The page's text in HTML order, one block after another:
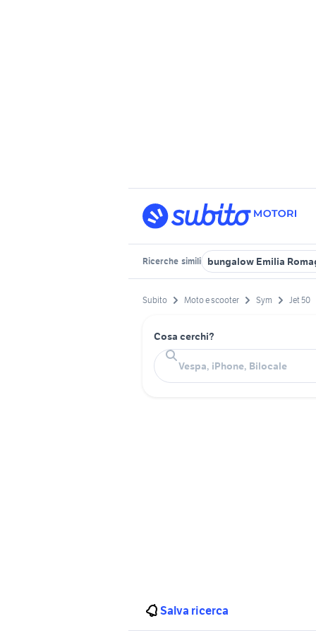
Ricerche simili bungalow Emilia
Subito Moto e scooter Sym Jet 50
Cosa cerchi?
Salva ricerca